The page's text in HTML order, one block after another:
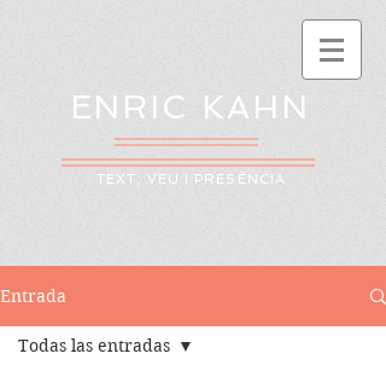
ENRIC KAHN
TEXT, VEU I PRESÈNCIA
Entrada
Todas las entradas